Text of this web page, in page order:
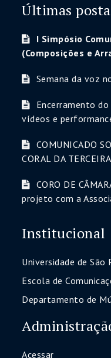
Últimas
I Simpósio
(Composições e
Semana da voz
Encerramento
vídeos e
COMUNICADO
CORAL DA
CORO DE
projeto com a
Institucional
Universidade de São
Escola de
Departamento de
Acessar